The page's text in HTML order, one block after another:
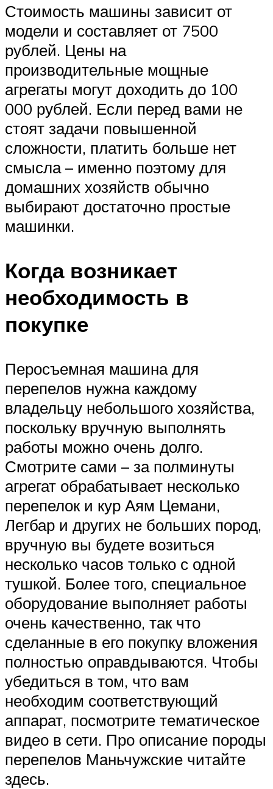
Стоимость машины зависит от
модели и составляет от 7500
рублей. Цены на
производительные мощные
агрегаты могут доходить до 100
000 рублей. Если перед вами не
стоят задачи повышенной
сложности, платить больше нет
смысла – именно поэтому для
домашних хозяйств обычно
выбирают достаточно простые
машинки.
Когда возникает
необходимость в
покупке
Перосъемная машина для
перепелов нужна каждому
владельцу небольшого хозяйства,
поскольку вручную выполнять
работы можно очень долго.
Смотрите сами – за полминуты
агрегат обрабатывает несколько
перепелок и кур Аям Цемани,
Легбар и других не больших пород,
вручную вы будете возиться
несколько часов только с одной
тушкой. Более того, специальное
оборудование выполняет работы
очень качественно, так что
сделанные в его покупку вложения
полностью оправдываются. Чтобы
убедиться в том, что вам
необходим соответствующий
аппарат, посмотрите тематическое
видео в сети. Про описание породы
перепелов Маньчужские читайте
здесь.